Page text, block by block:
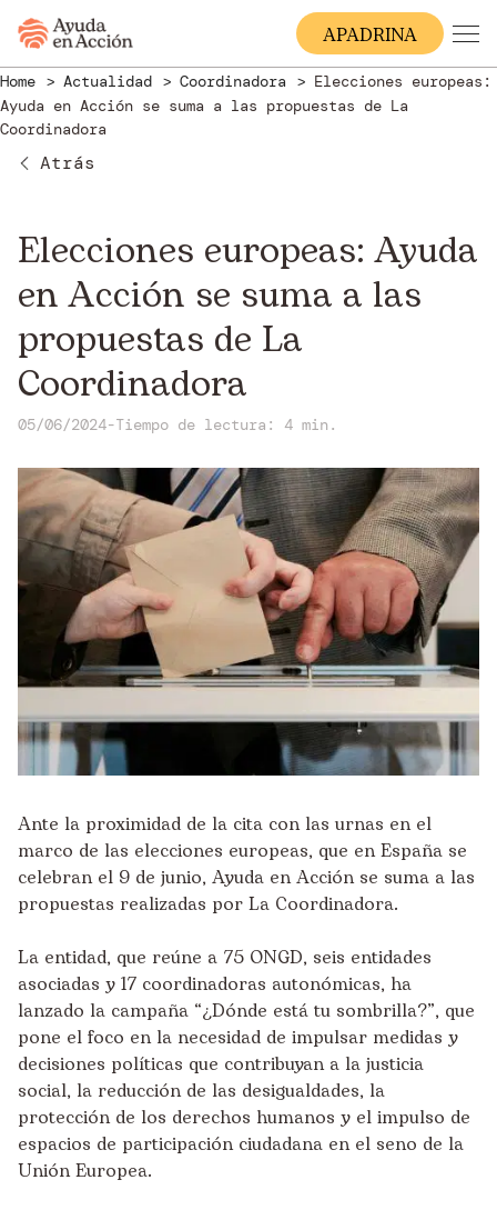
APADRINA
Home Actualidad Coordinadora
Elecciones europeas:
Ayuda en Acción se suma a las propuestas de La
Coordinadora
Atrás
Elecciones europeas: Ayuda
en Acción se suma a las
propuestas de La
Coordinadora
05/06/2024-Tiempo de lectura: 4 min.
Ante la proximidad de la cita con las urnas en el
marco de las elecciones europeas, que en España se
celebran el 9 de junio, Ayuda en Acción se suma a las
propuestas realizadas por La Coordinadora.
La entidad, que reúne a 75 ONGD, seis entidades
asociadas y 17 coordinadoras autonómicas, ha
lanzado la campaña “¿Dónde está tu sombrilla?”, que
pone el foco en la necesidad de impulsar medidas y
decisiones políticas que contribuyan a la justicia
social, la reducción de las desigualdades, la
protección de los derechos humanos y el impulso de
espacios de participación ciudadana en el seno de la
Unión Europea.